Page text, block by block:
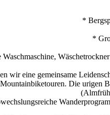
*
*
Waschmaschine,
wir eine gemeinsame
Die urigen